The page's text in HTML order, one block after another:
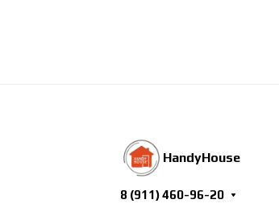
HandyHouse
8 (911) 460-96-20